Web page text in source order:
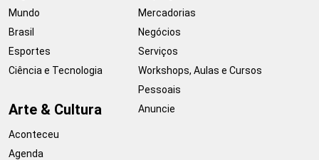
Mundo
Brasil
Esportes
Ciência e Tecnologia
Arte & Cultura
Aconteceu
Agenda
Mercadorias
Negócios
Serviços
Workshops, Aulas e Cursos
Pessoais
Anuncie